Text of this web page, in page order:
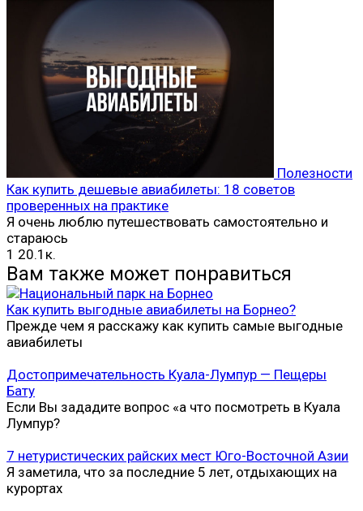
Полезности
Как купить дешевые авиабилеты: 18 советов
проверенных на практике
Я очень люблю путешествовать самостоятельно и
стараюсь
1 20.1к.
Вам также может понравиться
Как купить выгодные авиабилеты на Борнео?
Прежде чем я расскажу как купить самые выгодные
авиабилеты
Достопримечательность Куала-Лумпур — Пещеры
Бату
Если Вы зададите вопрос «а что посмотреть в Куала
Лумпур?
7 нетуристических райских мест Юго-Восточной Азии
Я заметила, что за последние 5 лет, отдыхающих на
курортах